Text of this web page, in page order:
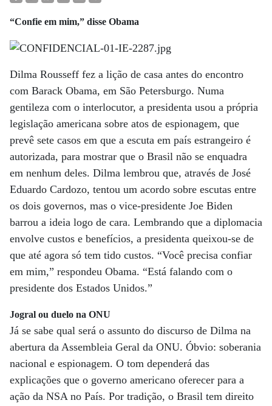
“Confie em mim,” disse Obama
Dilma Rousseff fez a lição de casa antes do encontro
com Barack Obama, em São Petersburgo. Numa
gentileza com o interlocutor, a presidenta usou a própria
legislação americana sobre atos de espionagem, que
prevê sete casos em que a escuta em país estrangeiro é
autorizada, para mostrar que o Brasil não se enquadra
em nenhum deles. Dilma lembrou que, através de José
Eduardo Cardozo, tentou um acordo sobre escutas entre
os dois governos, mas o vice-presidente Joe Biden
barrou a ideia logo de cara. Lembrando que a diplomacia
envolve custos e benefícios, a presidenta queixou-se de
que até agora só tem tido custos. “Você precisa confiar
em mim,” respondeu Obama. “Está falando com o
presidente dos Estados Unidos.”
Jogral ou duelo na ONU
Já se sabe qual será o assunto do discurso de Dilma na
abertura da Assembleia Geral da ONU. Óbvio: soberania
nacional e espionagem. O tom dependerá das
explicações que o governo americano oferecer para a
ação da NSA no País. Por tradição, o Brasil tem direito